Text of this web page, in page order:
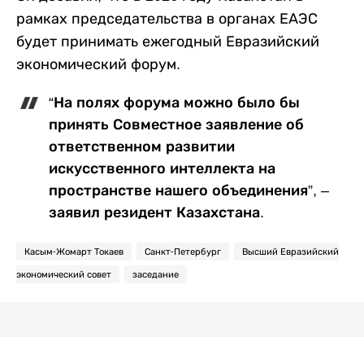
рамках председательства в органах ЕАЭС
будет принимать ежегодный Евразийский
экономический форум.
“На полях форума можно было бы
принять Совместное заявление об
ответственном развитии
искусственного интеллекта на
пространстве нашего объединения”, –
заявил резидент Казахстана.
Касым-Жомарт Токаев Санкт-Петербург Высший Евразийский
экономический совет заседание